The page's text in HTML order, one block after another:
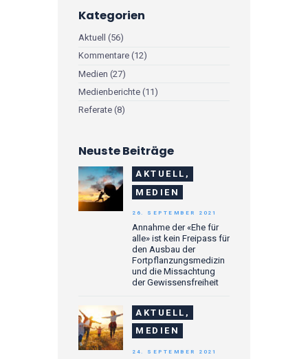
Kategorien
Aktuell (56)
Kommentare (12)
Medien (27)
Medienberichte (11)
Referate (8)
Neuste Beiträge
AKTUELL,
MEDIEN
Annahme der «Ehe für
alle» ist kein Freipass für
den Ausbau der
Fortpflanzungsmedizin
und die Missachtung
der Gewissensfreiheit
26. SEPTEMBER 2021
AKTUELL,
MEDIEN
24. SEPTEMBER 2021